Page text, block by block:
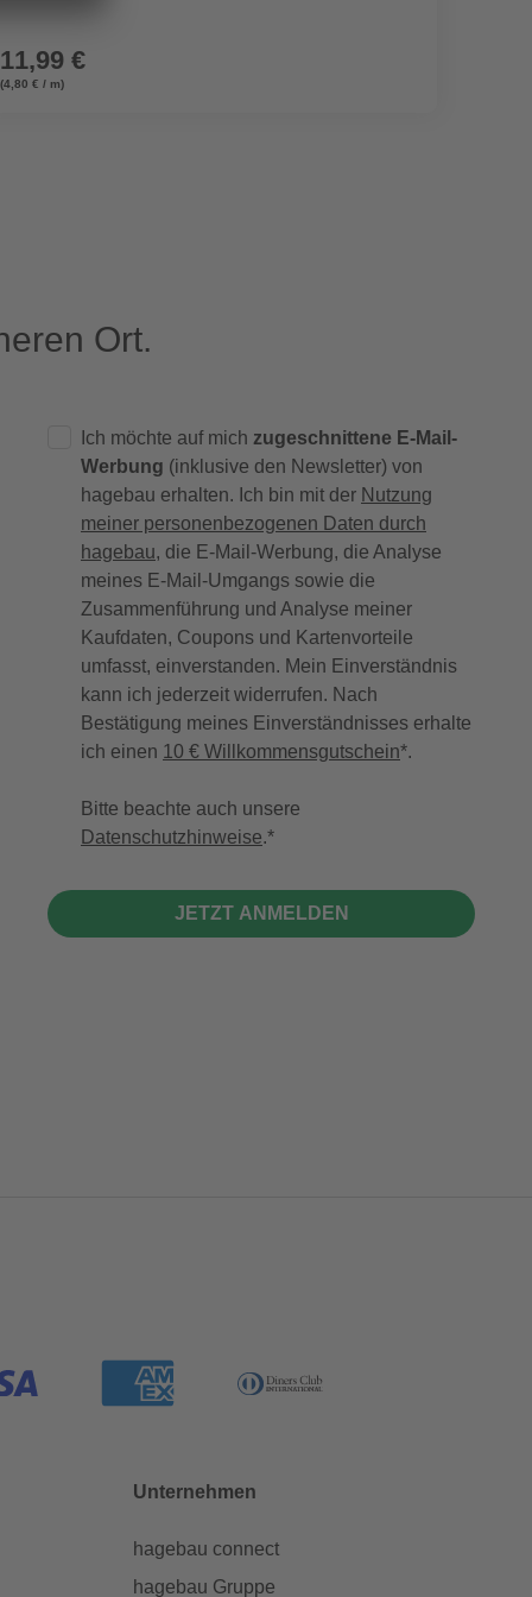
11,99 €
(4,80 € / m)
Ort.
Ich möchte auf mich zugeschnittene E-Mail-
Werbung (inklusive den Newsletter) von
hagebau erhalten. Ich bin mit der Nutzung
meiner personenbezogenen Daten durch
hagebau, die E-Mail-Werbung, die Analyse
meines E-Mail-Umgangs sowie die
Zusammenführung und Analyse meiner
Kaufdaten, Coupons und Kartenvorteile
umfasst, einverstanden. Mein Einverständnis
kann ich jederzeit widerrufen. Nach
Bestätigung meines Einverständnisses erhalte
ich einen 10 € Willkommensgutschein*.
Bitte beachte auch unsere
Datenschutzhinweise.
JETZT ANMELDEN
Unternehmen
hagebau connect
hagebau Gruppe